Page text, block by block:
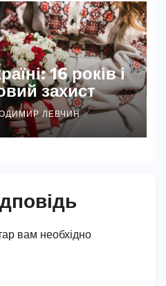
16 років і
захист
ЛЕВЧИН
вам необхідно